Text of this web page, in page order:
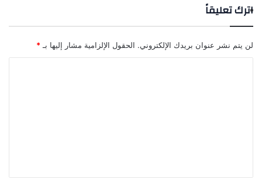
اترك تعليقاً
لن يتم نشر عنوان بريدك الإلكتروني. الحقول الإلزامية مشار إليها بـ *